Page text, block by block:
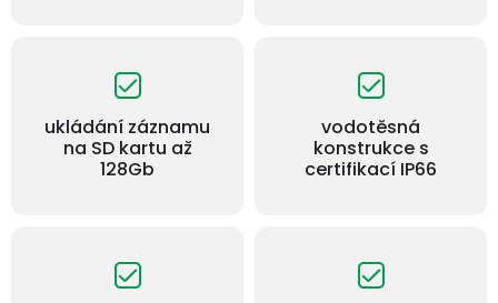
ukládání záznamu
na SD kartu až
128Gb
vodotěsná
konstrukce s
certifikací IP66